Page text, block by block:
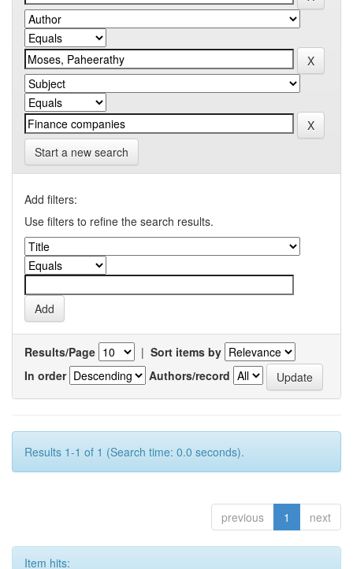
Start a new search
Add filters:
Use filters to refine the search results.
Results/Page | Sort items by
In order
Authors/record
Results 1-1 of 1 (Search time: 0.0 seconds).
previous 1 next
Item hits: